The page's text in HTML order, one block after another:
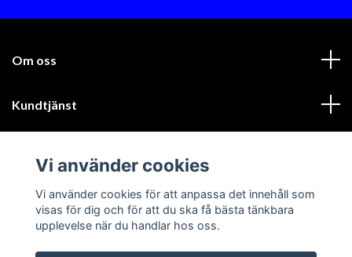
Om oss
Kundtjänst
Sociala medier
Vi använder cookies
Vi använder cookies för att anpassa det innehåll som
visas för dig och för att du ska få bästa tänkbara
upplevelse när du handlar hos oss.